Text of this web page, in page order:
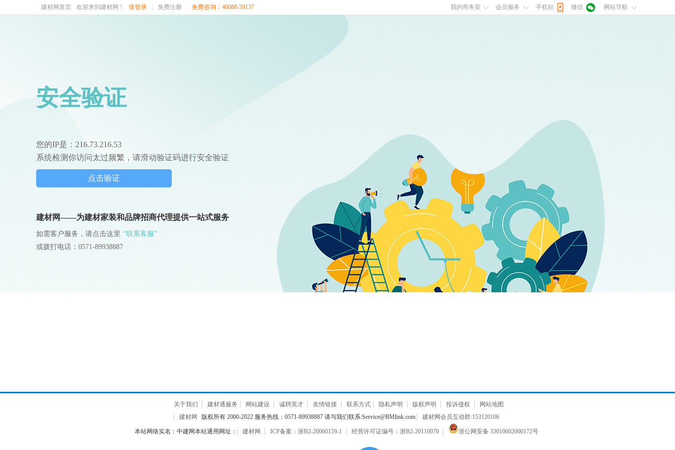
建材网首页 欢迎来到建材网 ! 请登录 免费注册 免费咨询：40088-59137 我的商务室 会员服务 手机站 微信 网站导航
安全验证
您的IP是：216.73.216.53
系统检测你访问太过频繁，请滑动验证码进行安全验证
点击验证
建材网——为建材家装和品牌招商代理提供一站式服务
如需客户服务，请点击这里 “联系客服”
或拨打电话：0571-89938887
关于我们 建材通服务 网站建设 诚聘英才 友情链接 联系方式 隐私声明 版权声明 投诉侵权
网站地图
建材网
版权所有 2000-2022 服务热线：0571-89938887 请与我们联系:Service@BMlink.com 建材网会员互动群:153120106
本站网络实名：中建网本站通用网址： 建材网 ICP备案：浙B2-20060159-1 经营许可证编号：浙B2-20110070 浙公网安备 33010602000172号